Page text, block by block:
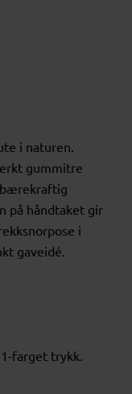
i naturen.
gummitre
bærekraftig
på håndtaket gir
i
gaveidé.
farget trykk.